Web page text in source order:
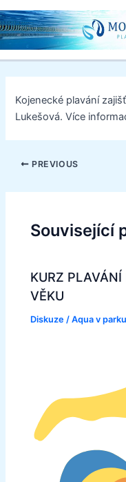
Přeskočit
na
obsah
Kojenecké plavání
Lukešová. Více
Post
navigation
PREVIOUS
Související
KURZ PLAVÁNÍ
VĚKU
Diskuze /Aqua v